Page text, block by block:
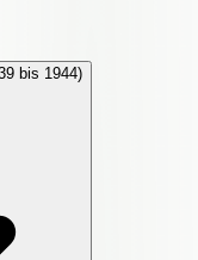
bis 1944)